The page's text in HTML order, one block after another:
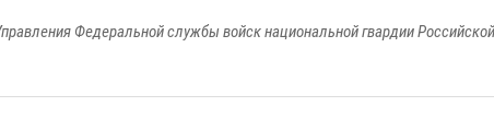
Федеральной службы войск национальной гвардии